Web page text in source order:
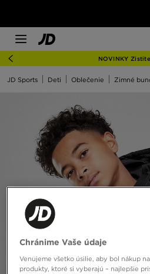
NOVINKY
JD Sports Deti Oblečenie Zimné
Chránime Vaše údaje
Venujeme všetko úsilie, aby bol nákup
produkty, ktoré si vyberajú – najlepšie